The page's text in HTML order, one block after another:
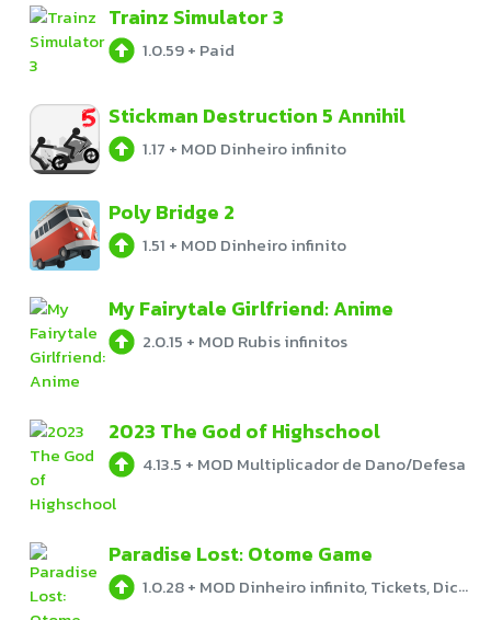
Trainz Simulator 3
1.0.59+ Paid
Stickman Destruction 5 Annihil
1.17 + MOD Dinheiro infinito
Poly Bridge 2
1.51 + MOD Dinheiro infinito
My Fairytale Girlfriend: Anime
2.0.15 + MOD Rubis infinitos
2023 The God of Highschool
4.13.5 + MOD Multiplicador de Dano/Defesa
Paradise Lost: Otome Game
1.0.28+ MOD Dinheiro infinito, Tickets, Dicas